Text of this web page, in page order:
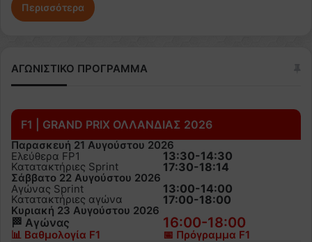
Περισσότερα
ΑΓΩΝΙΣΤΙΚΟ ΠΡΟΓΡΑΜΜΑ
F1 | GRAND PRIX ΟΛΛΑΝΔΙΑΣ 2026
Παρασκευή 21 Αυγούστου 2026
Ελεύθερα FP1
Κατατακτήριες Sprint
13:30-14:30
17:30-18:14
Σάββατο 22 Αυγούστου 2026
Αγώνας Sprint
Κατατακτήριες αγώνα
13:00-14:00
17:00-18:00
Κυριακή 23 Αυγούστου 2026
🏁 Αγώνας 16:00-18:00
📊 Βαθμολογία F1 📅 Πρόγραμμα F1